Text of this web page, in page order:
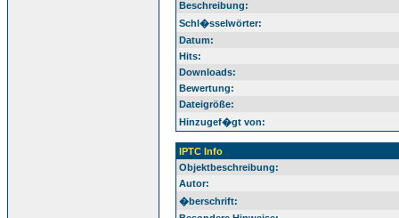
Beschreibung:
Schl�sselwörter:
Datum:
Hits:
Downloads:
Bewertung:
Dateigröße:
Hinzugef�gt von:
IPTC Info
Objektbeschreibung:
Autor:
�berschrift: